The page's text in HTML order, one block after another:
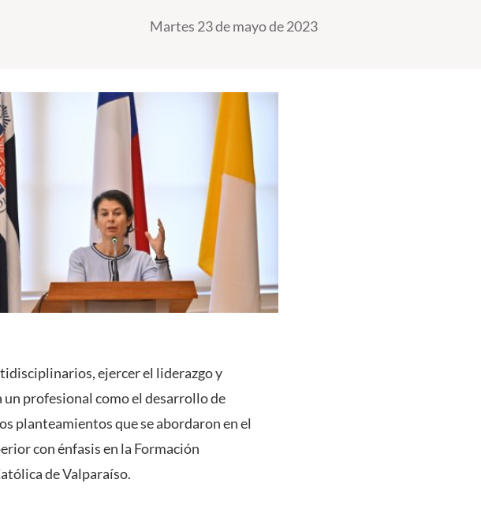
Martes 23 de mayo de 2023
ejercer el liderazgo y
profesional como el desarrollo de
planteamientos que se abordaron en el
con énfasis en la Formación
de Valparaíso.